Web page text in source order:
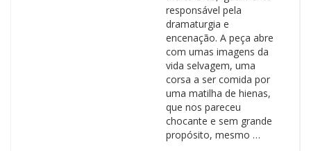
responsável pela
dramaturgia e
encenação. A peça abre
com umas imagens da
vida selvagem, uma
corsa a ser comida por
uma matilha de hienas,
que nos pareceu
chocante e sem grande
propósito, mesmo …